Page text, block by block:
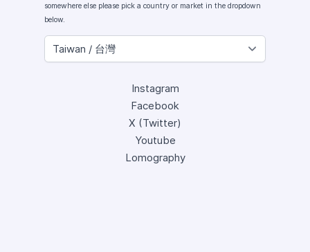
somewhere else please pick a country or market in the dropdown
below.
Instagram
Facebook
X (Twitter)
Youtube
Lomography